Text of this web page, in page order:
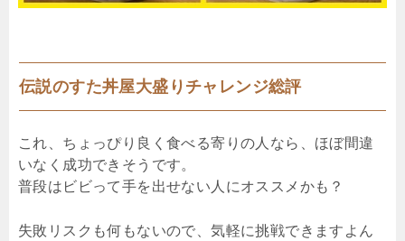
伝説のすた丼屋大盛りチャレンジ総評
これ、ちょっぴり良く食べる寄りの人なら、ほぼ間違
いなく成功できそうです。
普段はビビって手を出せない人にオススメかも？
失敗リスクも何もないので、気軽に挑戦できますよん